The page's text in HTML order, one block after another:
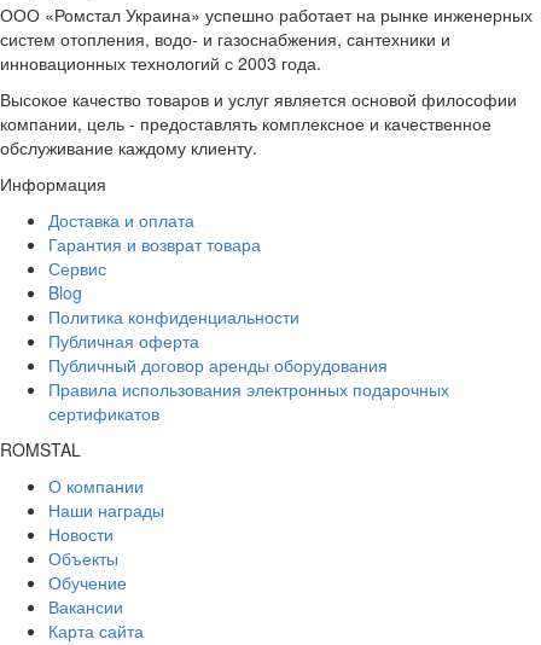
ООО «Ромстал Украина» успешно работает на рынке инженерных
систем отопления, водо- и газоснабжения, сантехники и
инновационных технологий с 2003 года.
Высокое качество товаров и услуг является основой философии
компании, цель - предоставлять комплексное и качественное
обслуживание каждому клиенту.
Информация
Доставка и оплата
Гарантия и возврат товара
Сервис
Blog
Политика конфиденциальности
Публичная оферта
Публичный договор аренды оборудования
Правила использования электронных подарочных
сертификатов
ROMSTAL
О компании
Наши награды
Новости
Объекты
Обучение
Вакансии
Карта сайта